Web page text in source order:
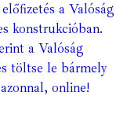
a Valóság
konstrukcióban.
a Valóság
töltse le bármely
online!